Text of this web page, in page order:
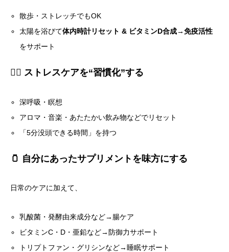
散歩・ストレッチでもOK
太陽を浴びて体内時計リセット & ビタミンD合成→免疫活性
をサポート
🧘‍♀️ ストレスケアを“習慣化”する
深呼吸・瞑想
アロマ・音楽・あたたかい飲み物などでリセット
「5分没頭できる時間」を持つ
🫙 自分にあったサプリメントを味方にする
日常のケアに加えて、
乳酸菌・発酵由来成分など→腸ケア
ビタミンC・D・亜鉛など→防御力サポート
トリプトファン・グリシンなど→睡眠サポート